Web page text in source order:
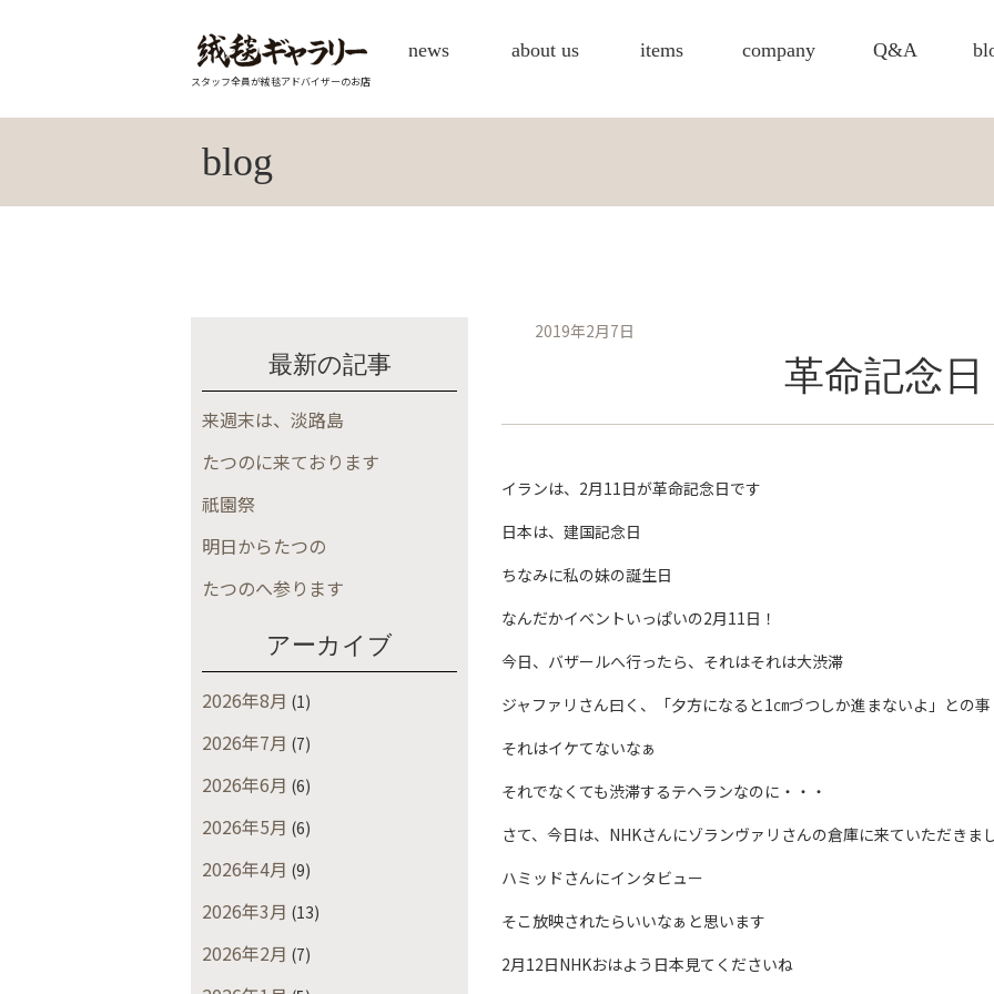
スタッフ全員が絨毯アドバイザーのお店
news about us items company Q&A
blog
最新の記事
来週末は、淡路島
たつのに来ております
祇園祭
明日からたつの
たつのへ参ります
アーカイブ
2026年8月 (1)
2026年7月 (7)
2026年6月 (6)
2026年5月 (6)
2026年4月 (9)
2026年3月 (13)
2026年2月 (7)
2019年2月7日
革命記念日
イランは、2月11日が革命記念日です
日本は、建国記念日
ちなみに私の妹の誕生日
なんだかイベントいっぱいの2月11日！
今日、バザールへ行ったら、それはそれは大渋滞
ジャファリさん曰く、「夕方になると1㎝づつしか進まないよ」との事
それはイケてないなぁ
それでなくても渋滞するテヘランなのに・・・
さて、今日は、NHKさんにゾランヴァリさんの倉庫に来ていただきま
ハミッドさんにインタビュー
そこ放映されたらいいなぁと思います
2月12日NHKおはよう日本見てくださいね